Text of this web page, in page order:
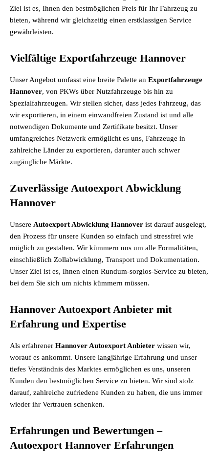
Ziel ist es, Ihnen den bestmöglichen Preis für Ihr Fahrzeug zu
bieten, während wir gleichzeitig einen erstklassigen Service
gewährleisten.
Vielfältige Exportfahrzeuge Hannover
Unser Angebot umfasst eine breite Palette an Exportfahrzeuge
Hannover, von PKWs über Nutzfahrzeuge bis hin zu
Spezialfahrzeugen. Wir stellen sicher, dass jedes Fahrzeug, das
wir exportieren, in einem einwandfreien Zustand ist und alle
notwendigen Dokumente und Zertifikate besitzt. Unser
umfangreiches Netzwerk ermöglicht es uns, Fahrzeuge in
zahlreiche Länder zu exportieren, darunter auch schwer
zugängliche Märkte.
Zuverlässige Autoexport Abwicklung
Hannover
Unsere Autoexport Abwicklung Hannover ist darauf ausgelegt,
den Prozess für unsere Kunden so einfach und stressfrei wie
möglich zu gestalten. Wir kümmern uns um alle Formalitäten,
einschließlich Zollabwicklung, Transport und Dokumentation.
Unser Ziel ist es, Ihnen einen Rundum-sorglos-Service zu bieten,
bei dem Sie sich um nichts kümmern müssen.
Hannover Autoexport Anbieter mit
Erfahrung und Expertise
Als erfahrener Hannover Autoexport Anbieter wissen wir,
worauf es ankommt. Unsere langjährige Erfahrung und unser
tiefes Verständnis des Marktes ermöglichen es uns, unseren
Kunden den bestmöglichen Service zu bieten. Wir sind stolz
darauf, zahlreiche zufriedene Kunden zu haben, die uns immer
wieder ihr Vertrauen schenken.
Erfahrungen und Bewertungen –
Autoexport Hannover Erfahrungen